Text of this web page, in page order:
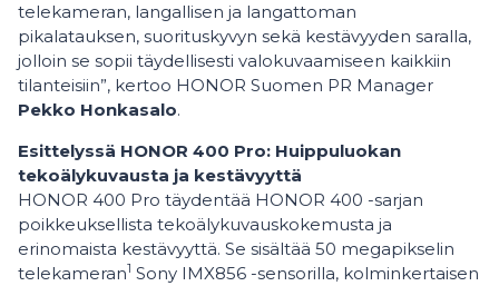
telekameran, langallisen ja langattoman
pikalatauksen, suorituskyvyn sekä kestävyyden saralla,
jolloin se sopii täydellisesti valokuvaamiseen kaikkiin
tilanteisiin”, kertoo HONOR Suomen PR Manager
Pekko Honkasalo.
Esittelyssä HONOR 400 Pro: Huippuluokan
tekoälykuvausta ja kestävyyttä
HONOR 400 Pro täydentää HONOR 400 -sarjan
poikkeuksellista tekoälykuvauskokemusta ja
erinomaista kestävyyttä. Se sisältää 50 megapikselin
telekameran1 Sony IMX856 -sensorilla, kolminkertaisen